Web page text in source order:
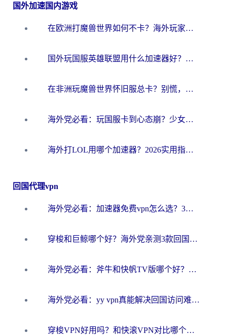
国外加速国内游戏
在欧洲打魔兽世界如何不卡？海外玩家的国服游戏加速终极攻略
国外玩国服英雄联盟用什么加速器好？海外党亲测有效的国服游戏加速指南
在非洲玩魔兽世界怀旧服总卡？别慌，这份指南帮你丝滑开荒
海外党必看：玩国服卡到心态崩？少女前线云图计划加速器免费推荐+碧蓝航线足球世界流畅攻略
海外打LOL用哪个加速器？2026实用指南：从延迟到设备适配，一篇解决你的国服游戏痛点
回国代理vpn
海外党必看：加速器免费vpn怎么选？3步教你无缝访问国内资源
穿梭和巨鲸哪个好？海外党亲测3款回国加速器，教你避开90%的坑
海外党必看：斧牛和快帆TV版哪个好？3分钟选对回国加速器，无缝刷B站、追热剧
海外党必看：yy vpn真能解决回国访问难题？附云极initap测评+免费方案对比
穿梭VPN好用吗？和快滚VPN对比哪个回国效果更好？海外党选回国加速器必看指南